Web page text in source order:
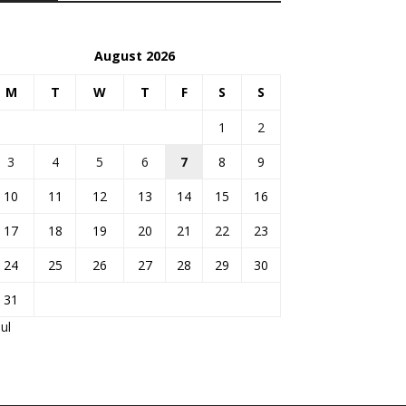
August 2026
M T W T F S S
1
2
3
4 5 6 7 8
9
10
11 12 13 14 15
16
17
18 19 20 21 22
23
24
25 26 27 28 29
30
31